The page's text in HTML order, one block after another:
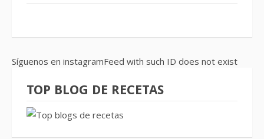
Síguenos en instagramFeed with such ID does not exist
TOP BLOG DE RECETAS